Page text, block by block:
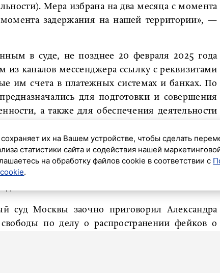
Мера избрана на два месяца с момента
задержания на нашей территории», —
в суде, не позднее 20 февраля 2025 года
из каналов мессенджера ссылку с реквизитами
им счета в платежных системах и банках. По
для подготовки и совершения
а также для обеспечения деятельности
они являются. Решение о запрете этой
принято Октябрьским районным судом Санкт-
Невзоровых* по статье о финансировании
суд Москвы заочно приговорил Александра
по делу о распространении фейков о
их на Вашем устройстве, чтобы сделать
статистики сайта и содействия нашей
на обработку файлов cookie в соответствии с
.